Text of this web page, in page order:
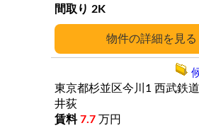
詳細
2K
東京都杉並区今川1 西武鉄
井荻
7.7 万円